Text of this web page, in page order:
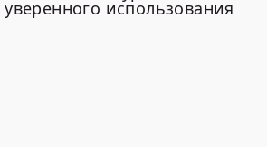
использования